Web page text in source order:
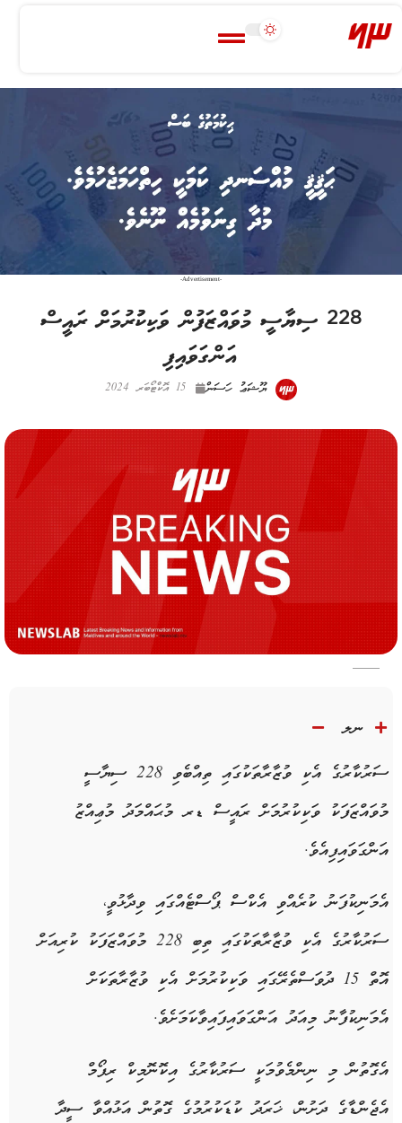
-Advertisement-
228 ސިޔާސީ މުވައްޒަފުން ވަކިކުުރުމަށް ރައީސް
އަންގަވައިފި
ޔޫޝަޢު ހަސަން 15 އޮކްޓޯބަރ 2024
ނލ
ސަރުކާރުގެ އެކި ވުޒާރާތަކުގައި ތިއްބެވި 228 ސިޔާސީ
މުވައްޒަފަކު ވަކިކުރުމަށް ރައީސް ޑރ މުޙައްމަދު މުޢިއްޒު
އަންގަވައިފިއެވެ.
އެމަނިކުފަނު ކުރެއްވި އެކްސް ޕޯސްޓެއްގައި ވިދާޅުވީ،
ސަރުކާރުގެ އެކި ވުޒާރާތަކުގައި ތިބި 228 މުވައްޒަފަކު ކުރިއަށް
އޮތް 15 ދުވަސްތެރޭގައި ވަކިކުރުމަށް އެކި ވުޒާރާތަކަށް
އެމަނިކުފާނު މިއަދު އަންގަވައިފައިވާކަމަށެވެ.
އެގޮތުން މި ނިންމެވުމަކީ ސަރުކާރުގެ އިކޮނޮމިކް ރިފޯމް
އެޖެންޑާގެ ދަށުން، ޚަރަދު ކުޑަކުރުމުގެ ގޮތުން އަޅުއްވާ ސީދާ